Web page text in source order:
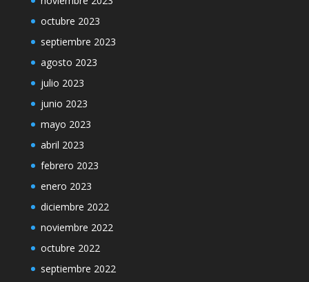
octubre 2023
septiembre 2023
agosto 2023
julio 2023
junio 2023
mayo 2023
abril 2023
febrero 2023
enero 2023
diciembre 2022
noviembre 2022
octubre 2022
septiembre 2022